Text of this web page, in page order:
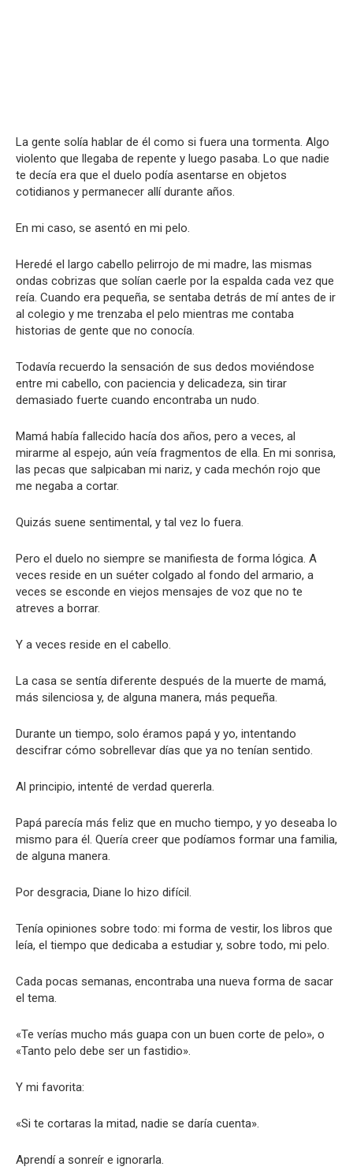
La gente solía hablar de él como si fuera una tormenta. Algo
violento que llegaba de repente y luego pasaba. Lo que nadie
te decía era que el duelo podía asentarse en objetos
cotidianos y permanecer allí durante años.
En mi caso, se asentó en mi pelo.
Heredé el largo cabello pelirrojo de mi madre, las mismas
ondas cobrizas que solían caerle por la espalda cada vez que
reía. Cuando era pequeña, se sentaba detrás de mí antes de ir
al colegio y me trenzaba el pelo mientras me contaba
historias de gente que no conocía.
Todavía recuerdo la sensación de sus dedos moviéndose
entre mi cabello, con paciencia y delicadeza, sin tirar
demasiado fuerte cuando encontraba un nudo.
Mamá había fallecido hacía dos años, pero a veces, al
mirarme al espejo, aún veía fragmentos de ella. En mi sonrisa,
las pecas que salpicaban mi nariz, y cada mechón rojo que
me negaba a cortar.
Quizás suene sentimental, y tal vez lo fuera.
Pero el duelo no siempre se manifiesta de forma lógica. A
veces reside en un suéter colgado al fondo del armario, a
veces se esconde en viejos mensajes de voz que no te
atreves a borrar.
Y a veces reside en el cabello.
La casa se sentía diferente después de la muerte de mamá,
más silenciosa y, de alguna manera, más pequeña.
Durante un tiempo, solo éramos papá y yo, intentando
descifrar cómo sobrellevar días que ya no tenían sentido.
Al principio, intenté de verdad quererla.
Papá parecía más feliz que en mucho tiempo, y yo deseaba lo
mismo para él. Quería creer que podíamos formar una familia,
de alguna manera.
Por desgracia, Diane lo hizo difícil.
Tenía opiniones sobre todo: mi forma de vestir, los libros que
leía, el tiempo que dedicaba a estudiar y, sobre todo, mi pelo.
Cada pocas semanas, encontraba una nueva forma de sacar
el tema.
«Te verías mucho más guapa con un buen corte de pelo», o
«Tanto pelo debe ser un fastidio».
Y mi favorita:
«Si te cortaras la mitad, nadie se daría cuenta».
Aprendí a sonreír e ignorarla.